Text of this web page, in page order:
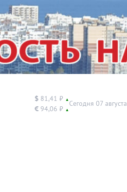
$ 81,41 ₽ ▲
€ 94,06 ₽ ▲
Сегодня 07 августа